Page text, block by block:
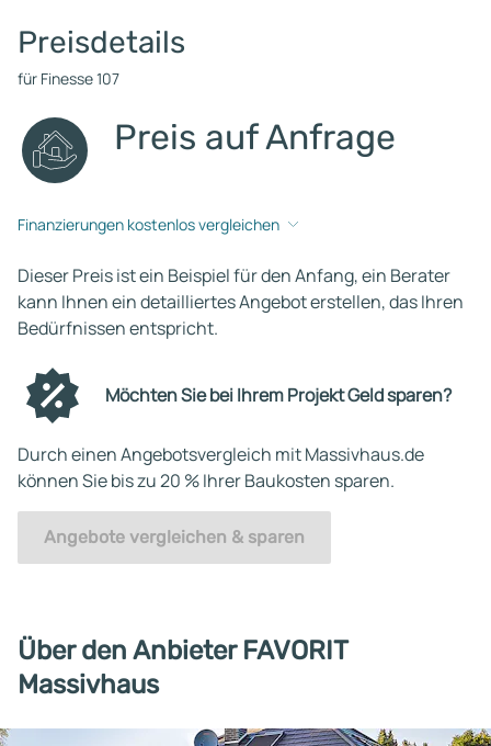
Preisdetails
für Finesse 107
Preis auf Anfrage
Finanzierungen kostenlos vergleichen
Dieser Preis ist ein Beispiel für den Anfang, ein Berater
kann Ihnen ein detailliertes Angebot erstellen, das Ihren
Bedürfnissen entspricht.
Möchten Sie bei Ihrem Projekt Geld sparen?
Durch einen Angebotsvergleich mit Massivhaus.de
können Sie bis zu 20 % Ihrer Baukosten sparen.
Angebote vergleichen & sparen
Über den Anbieter FAVORIT
Massivhaus